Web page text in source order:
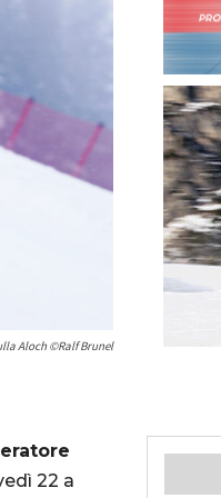
Aloch ©Ralf Brunel
22 a